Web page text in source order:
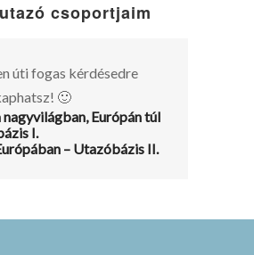
csoportjaim
úti fogas kérdésedre
🙂
nagyvilágban, Európán túl
I.
– Utazóbázis II.